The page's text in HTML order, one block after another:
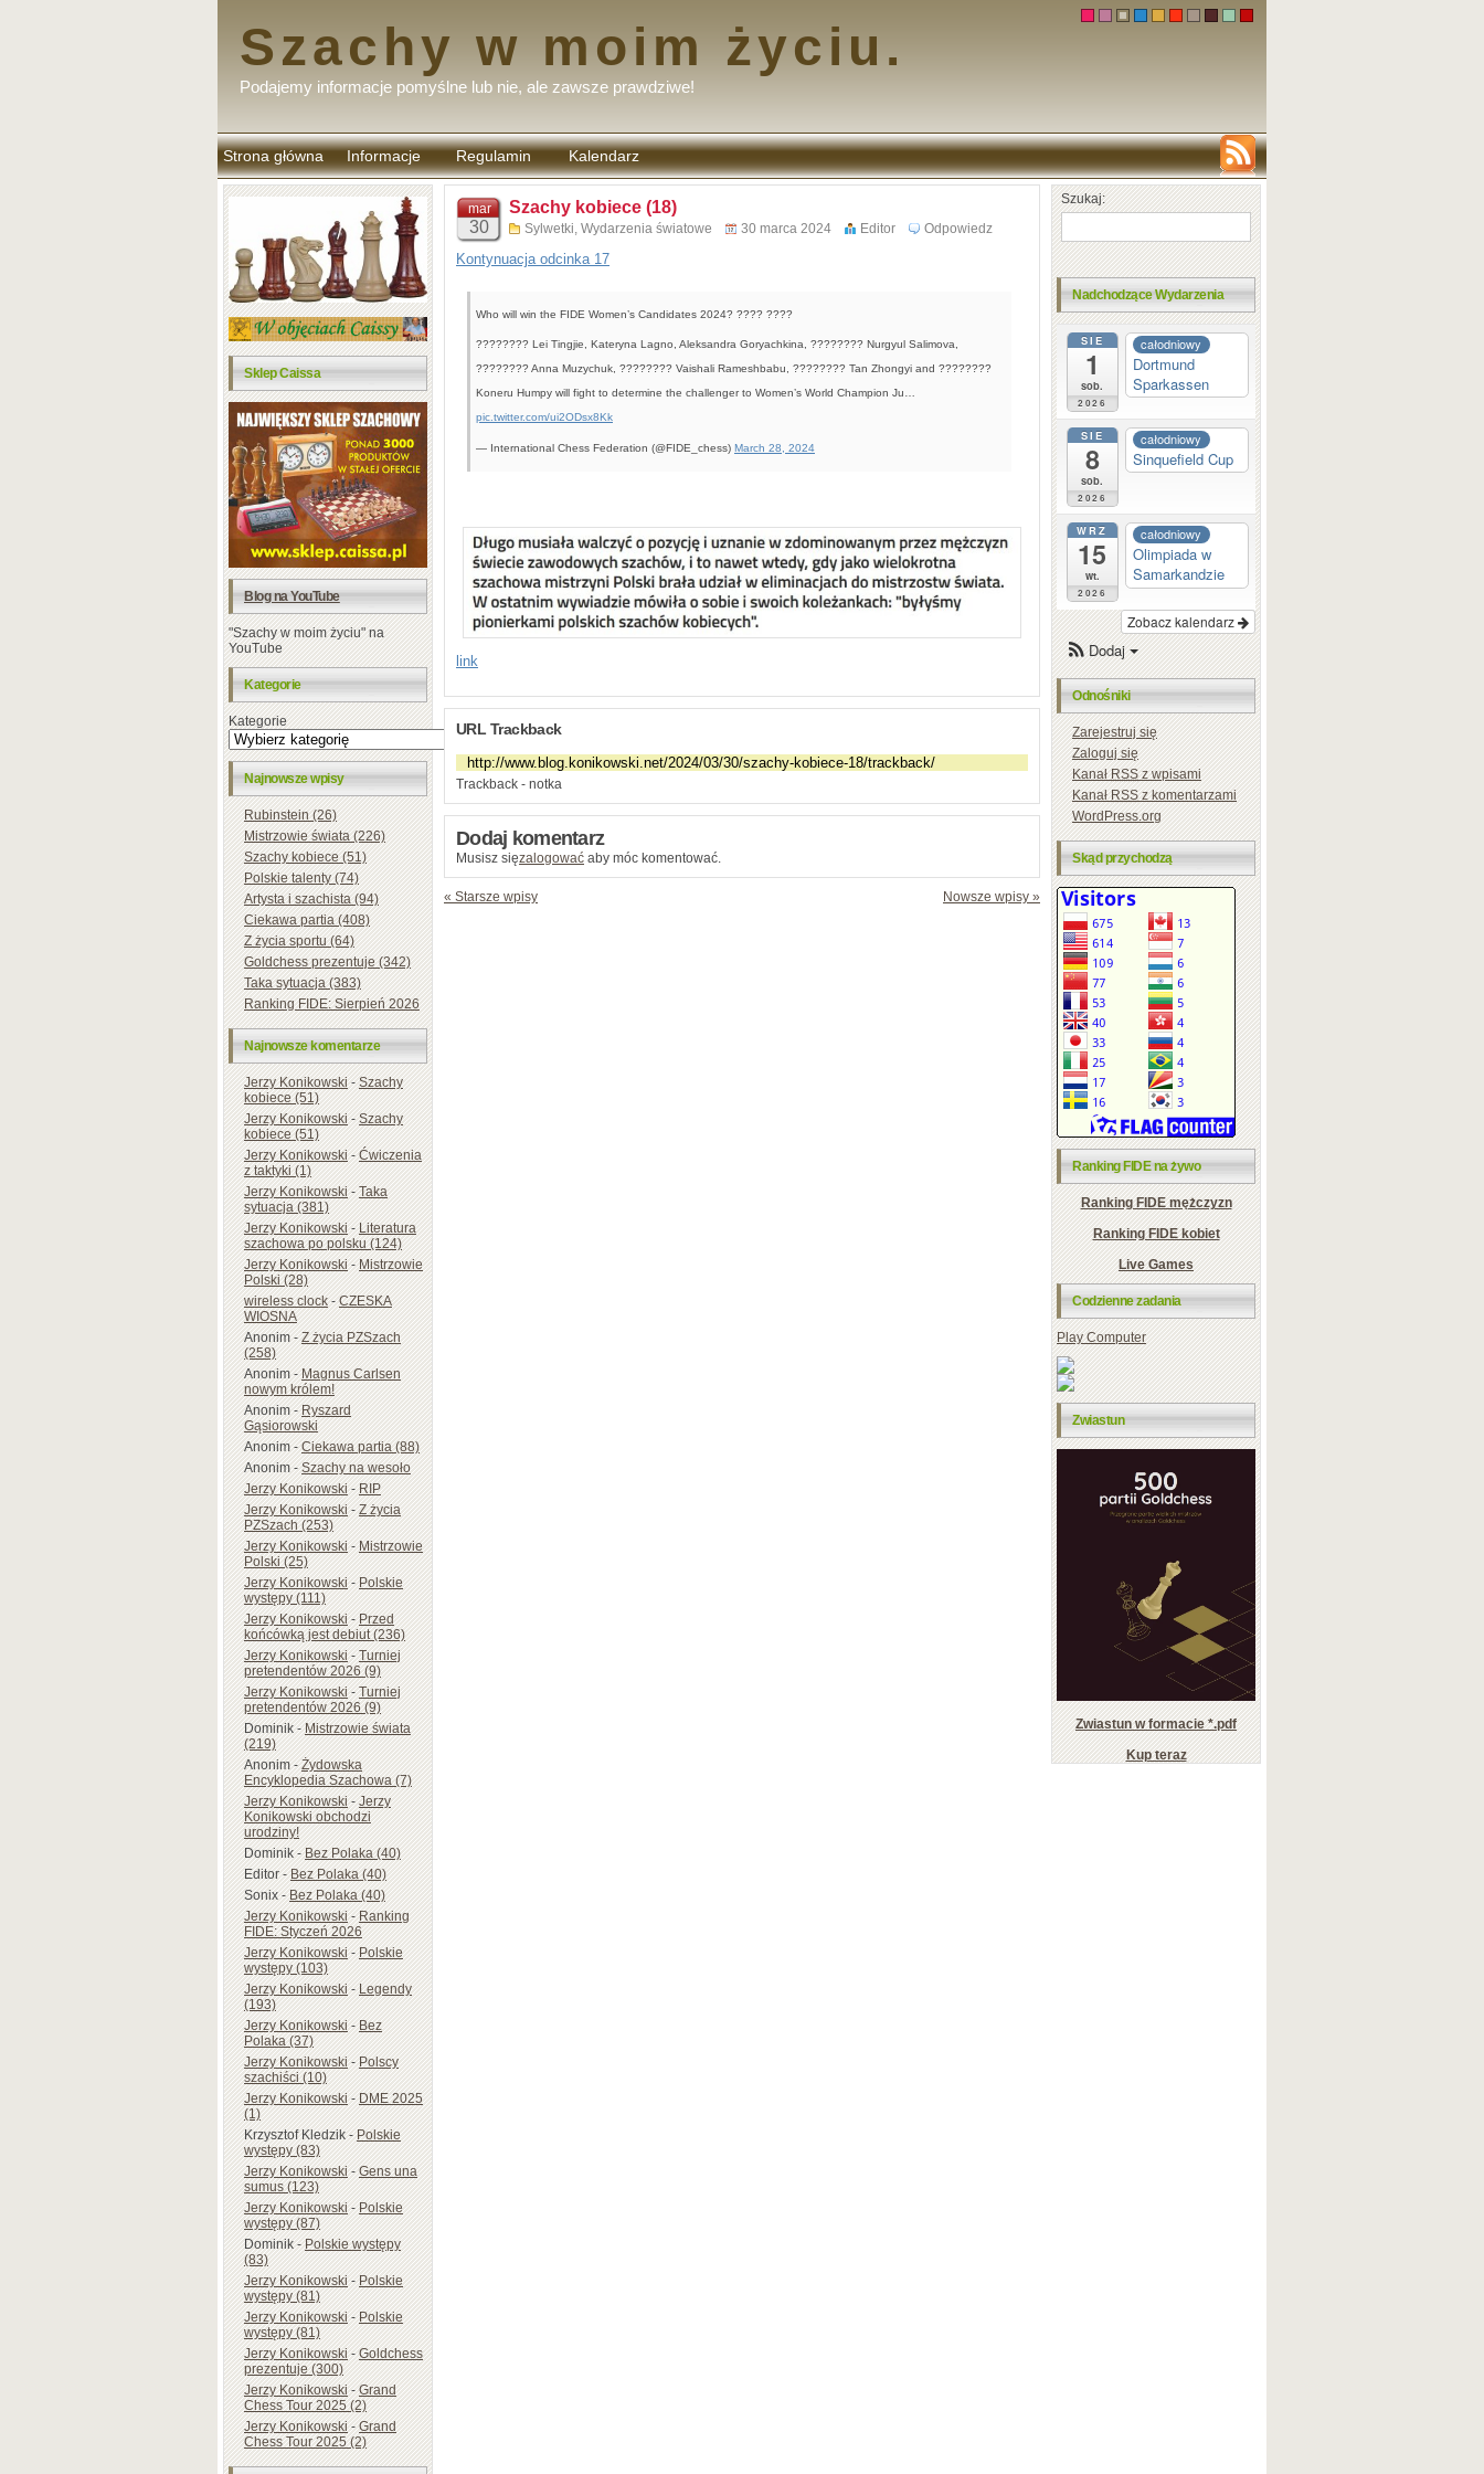
Szachy w moim życiu.
Podajemy informacje pomyślne lub nie, ale zawsze prawdziwe!
Strona główna Informacje Regulamin
komentarzy
Kalendarz
Sklep Caissa
Blog na YouTube
"Szachy w moim życiu" na
YouTube
Kategorie
Kategorie
Najnowsze wpisy
Rubinstein (26)
Mistrzowie świata (226)
Szachy kobiece (51)
Polskie talenty (74)
Artysta i szachista (94)
Ciekawa partia (408)
Z życia sportu (64)
Goldchess prezentuje (342)
Taka sytuacja (383)
Ranking FIDE: Sierpień 2026
Najnowsze komentarze
Jerzy Konikowski-Szachy
kobiece (51)
Jerzy Konikowski-Szachy
kobiece (51)
Jerzy Konikowski-Ćwiczenia
z taktyki (1)
Jerzy Konikowski-Taka
sytuacja (381)
Jerzy Konikowski-Literatura
szachowa po polsku (124)
Jerzy Konikowski-Mistrzowie
Polski (28)
wireless clock-CZESKA
WIOSNA
Anonim-Z życia PZSzach
(258)
Anonim-Magnus Carlsen
nowym królem!
Anonim-Ryszard
Gąsiorowski
Anonim-Ciekawa partia (88)
Anonim-Szachy na wesoło
Jerzy Konikowski-RIP
Jerzy Konikowski-Z życia
PZSzach (253)
Jerzy Konikowski-Mistrzowie
Polski (25)
Jerzy Konikowski-Polskie
występy (111)
Jerzy Konikowski-Przed
końcówką jest debiut (236)
Jerzy Konikowski-Turniej
pretendentów 2026 (9)
Jerzy Konikowski-Turniej
pretendentów 2026 (9)
Dominik-Mistrzowie świata
(219)
Anonim-Żydowska
Encyklopedia Szachowa (7)
Jerzy Konikowski-Jerzy
Konikowski obchodzi
urodziny!
Dominik-Bez Polaka (40)
Editor-Bez Polaka (40)
Sonix-Bez Polaka (40)
Jerzy Konikowski-Ranking
FIDE: Styczeń 2026
Jerzy Konikowski-Polskie
występy (103)
Jerzy Konikowski-Legendy
(193)
Jerzy Konikowski-Bez
Polaka (37)
Jerzy Konikowski-Polscy
szachiści (10)
Jerzy Konikowski-DME 2025
(1)
Krzysztof Kledzik-Polskie
występy (83)
Jerzy Konikowski-Gens una
sumus (123)
Jerzy Konikowski-Polskie
występy (87)
Dominik-Polskie występy
(83)
Jerzy Konikowski-Polskie
występy (81)
Jerzy Konikowski-Polskie
występy (81)
Jerzy Konikowski-Goldchess
prezentuje (300)
Jerzy Konikowski-Grand
Chess Tour 2025 (2)
Jerzy Konikowski-Grand
Chess Tour 2025 (2)
mar
30
Szachy kobiece (18)
Sylwetki, Wydarzenia światowe 30 marca 2024 Editor Odpowiedz
Kontynuacja odcinka 17
Who will win the FIDE Women’s Candidates 2024? ???? ????
???????? Lei Tingjie, Kateryna Lagno, Aleksandra Goryachkina, ???????? Nurgyul Salimova,
???????? Anna Muzychuk, ???????? Vaishali Rameshbabu, ???????? Tan Zhongyi and ????????
Koneru Humpy will fight to determine the challenger to Women’s World Champion Ju…
pic.twitter.com/ui2ODsx8Kk
— International Chess Federation (@FIDE_chess) March 28, 2024
link
URL Trackback
Trackback - notka
Dodaj komentarz
Musisz sięzalogować aby móc komentować.
« Starsze wpisy Nowsze wpisy »
Szukaj:
Nadchodzące Wydarzenia
SIE
1
sob.
2026
całodniowy
Dortmund
Sparkassen
SIE
8
sob.
2026
całodniowy
Sinquefield Cup
WRZ
15
wt.
2026
całodniowy
Olimpiada w
Samarkandzie
Zobacz kalendarz
Dodaj
Odnośniki
Zarejestruj się
Zaloguj się
KanałRSSz wpisami
KanałRSSz komentarzami
WordPress.org
Skąd przychodzą
Ranking FIDE na żywo
Ranking FIDE mężczyzn
Ranking FIDE kobiet
Live Games
Codzienne zadania
Play Computer
Zwiastun
Zwiastun w formacie *.pdf
Kup teraz